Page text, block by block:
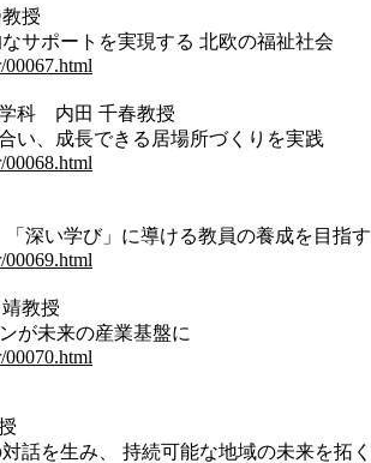
授
サポートを実現する 北欧の福祉社会
00067.html
科 内田 千春教授
い、成長できる居場所づくりを実践
00068.html
深い学び」に導ける教員の養成を目指す
00069.html
教授
が未来の産業基盤に
00070.html
話を生み、 持続可能な地域の未来を拓く